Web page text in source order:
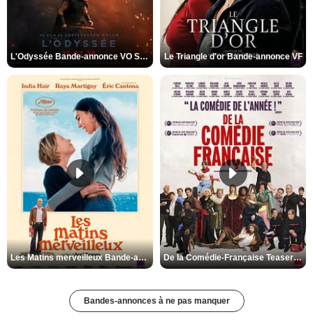
L'Odyssée Bande-annonce VO STFR Le Triangle d'or Bande-annonce VF
Les Matins merveilleux Bande-annonce VF De la Comédie-Française Teaser VF
Bandes-annonces à ne pas manquer